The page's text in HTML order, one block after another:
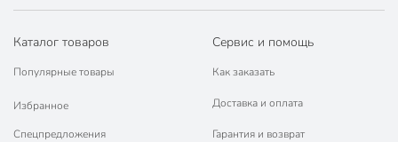
Каталог товаров
Популярные товары
Избранное
Спецпредложения
Сервис и помощь
Как заказать
Доставка и оплата
Гарантия и возврат